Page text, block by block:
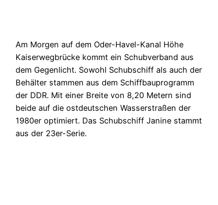
Am Morgen auf dem Oder-Havel-Kanal Höhe
Kaiserwegbrücke kommt ein Schubverband aus
dem Gegenlicht. Sowohl Schubschiff als auch der
Behälter stammen aus dem Schiffbauprogramm
der DDR. Mit einer Breite von 8,20 Metern sind
beide auf die ostdeutschen Wasserstraßen der
1980er optimiert. Das Schubschiff Janine stammt
aus der 23er-Serie.